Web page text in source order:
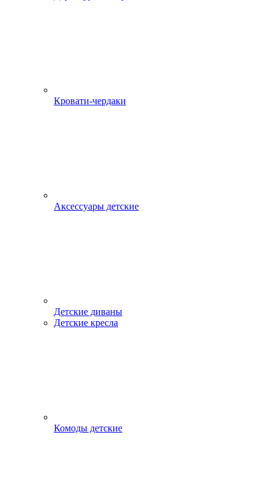
Кровати-чердаки
Аксессуары детские
Детские диваны
Детские кресла
Комоды детские